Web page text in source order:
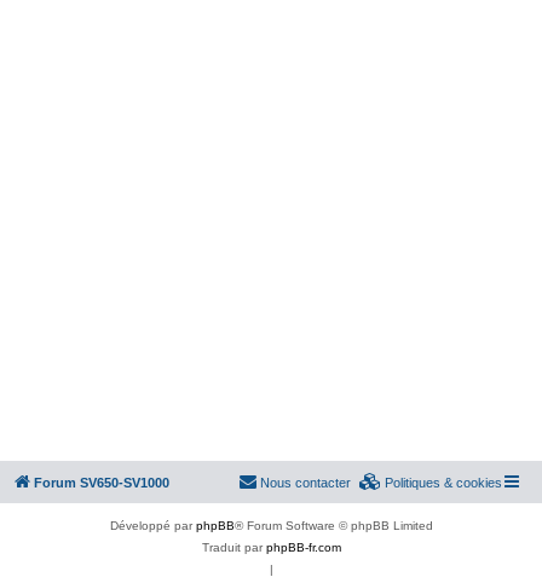
Forum SV650-SV1000 Politiques & cookies
Nous contacter
Développé parphpBB® Forum Software © phpBB Limited
Traduit parphpBB-fr.com
|